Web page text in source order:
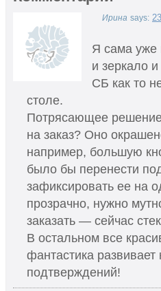
Ирина says:
Я сама уже
и зеркало
СБ как то
столе.
Потрясающее
на заказ? Оно
например, большую
было бы перенести
зафиксировать ее на
прозрачно, нужно
заказать — сейчас
В остальном все
фантастика
подтверждений!